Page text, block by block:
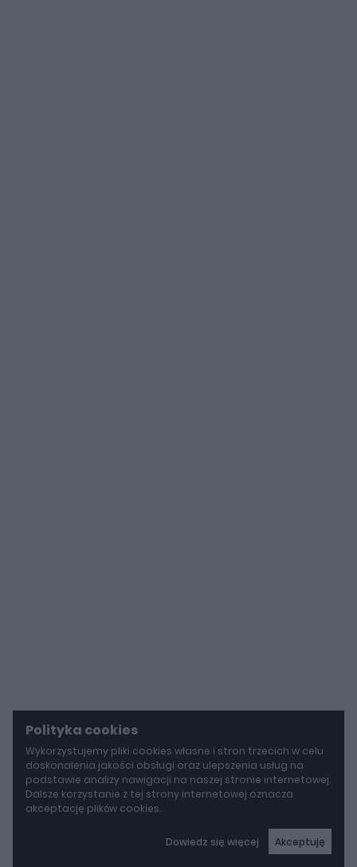
Polityka cookies
Wykorzystujemy pliki cookies własne i stron trzecich w celu
doskonalenia jakości obsługi oraz ulepszenia usług na
podstawie analizy nawigacji na naszej stronie internetowej.
Dalsze korzystanie z tej strony internetowej oznacza
akceptację plików cookies.
Dowiedz się więcej Akceptuję